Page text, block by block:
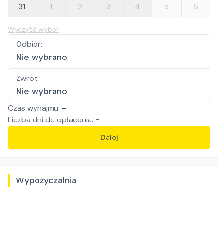
31
1 2 3 4 5 6
Wyczyść wybór
Odbiór:
Nie wybrano
Zwrot:
Nie wybrano
Czas wynajmu: -
Liczba dni do opłacenia: -
Dalej
Wypożyczalnia